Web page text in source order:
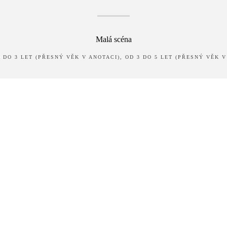
Malá scéna
DO 3 LET (PŘESNÝ VĚK V ANOTACI), OD 3 DO 5 LET (PŘESNÝ VĚK V